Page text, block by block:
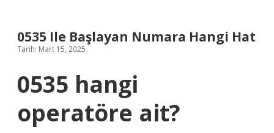
0535 Ile Başlayan Numara Hangi Hat
Tarih: Mart 15, 2025
0535 hangi
operatöre ait?